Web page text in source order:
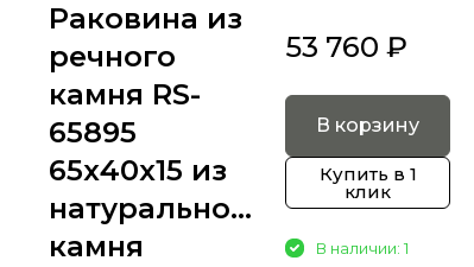
Раковина из
речного
камня RS-
65895
65х40х15 из
натурального
камня
53 760 ₽
В корзину
Купить в 1
клик
В наличии: 1